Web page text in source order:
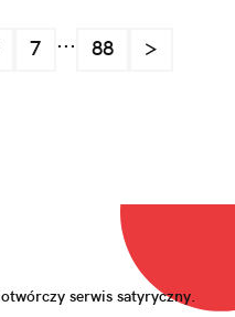
7 ... 88 >
serwis satyryczny.